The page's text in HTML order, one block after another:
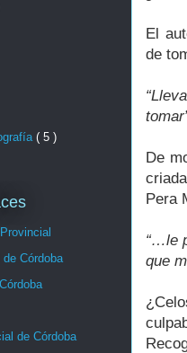
El
de
De
Pera
“…le
que
( 5 )
Córdoba
de Córdoba